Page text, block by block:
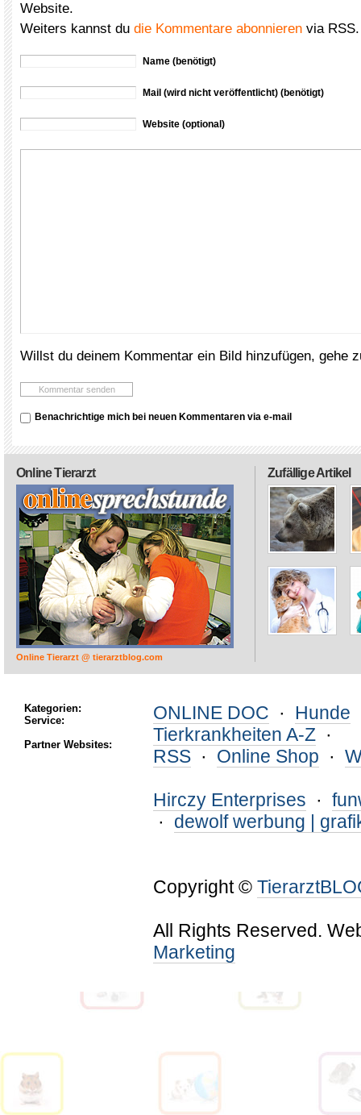
Website.
Weiters kannst du die Kommentare abonnieren via RSS.
Name (benötigt)
Mail (wird nicht veröffentlicht) (benötigt)
Website (optional)
Willst du deinem Kommentar ein Bild hinzufügen, gehe
Benachrichtige mich bei neuen Kommentaren via e-mail
Zufällige Artikel
Online Tierarzt
Online Tierarzt @ tierarztblog.com
Kategorien:
Service:
Partner Websites:
ONLINE DOC · Hunde
Tierkrankheiten A-Z ·
RSS · Online Shop ·
Hirczy Enterprises ·
· dewolf werbung |
Copyright ©
All Rights Reserved.
Marketing